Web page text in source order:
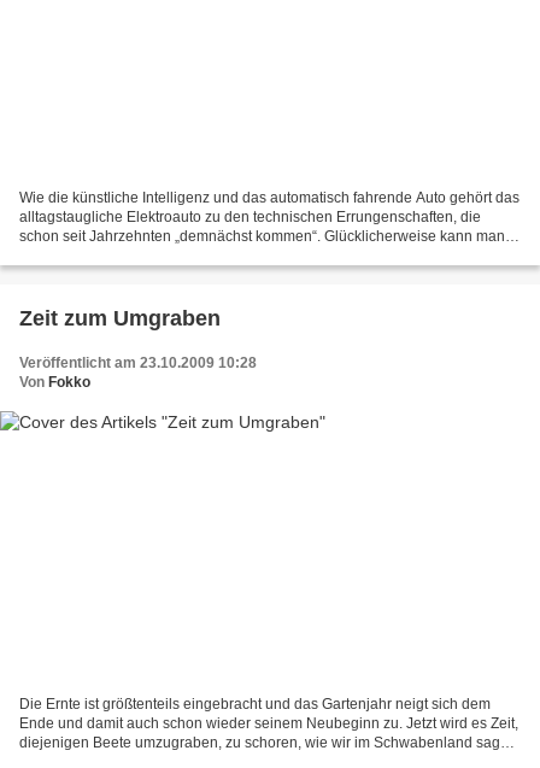
Wie die künstliche Intelligenz und das automatisch fahrende Auto gehört das
alltagstaugliche Elektroauto zu den technischen Errungenschaften, die
schon seit Jahrzehnten „demnächst kommen“. Glücklicherweise kann man
Zeit zum Umgraben
Veröffentlicht am 23.10.2009 10:28
Von Fokko
Die Ernte ist größtenteils eingebracht und das Gartenjahr neigt sich dem
Ende und damit auch schon wieder seinem Neubeginn zu. Jetzt wird es Zeit,
diejenigen Beete umzugraben, zu schoren, wie wir im Schwabenland sagen,